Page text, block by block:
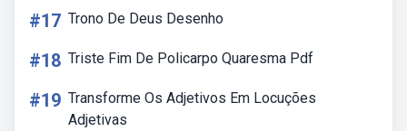
#17 Trono De Deus Desenho
#18 Triste Fim De Policarpo Quaresma Pdf
#19 Transforme Os Adjetivos Em Locuções
Adjetivas